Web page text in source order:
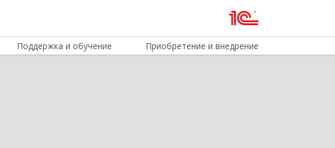
Поддержка и обучение Приобретение и внедрение